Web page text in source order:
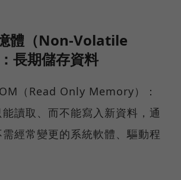
體（Non-Volatile
長期儲存資料
（Read Only Memory）：
讀取、而不能寫入新資料，通
經常變更的系統軟體、驅動程